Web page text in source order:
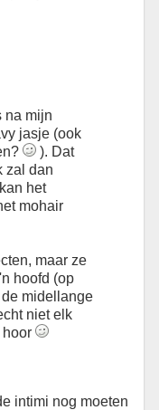
na mijn
jasje (ook
). Dat
zal dan
het
mohair
maar ze
hoofd (op
midellange
niet elk
hoor
intimi nog moeten